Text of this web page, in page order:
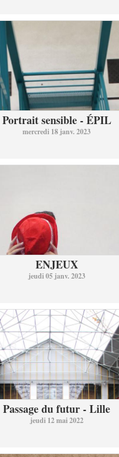
Portrait sensible - ÉPIL
mercredi 18 janv. 2023
ENJEUX
jeudi 05 janv. 2023
Passage du futur - Lille
jeudi 12 mai 2022